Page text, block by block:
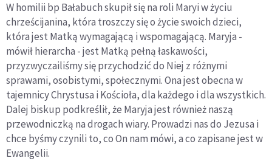
W homilii bp Bałabuch skupił się na roli Maryi w życiu
chrześcijanina, która troszczy się o życie swoich dzieci,
która jest Matką wymagającą i wspomagającą. Maryja -
mówił hierarcha - jest Matką pełną łaskawości,
przyzwyczailiśmy się przychodzić do Niej z różnymi
sprawami, osobistymi, społecznymi. Ona jest obecna w
tajemnicy Chrystusa i Kościoła, dla każdego i dla wszystkich.
Dalej biskup podkreślił, że Maryja jest również naszą
przewodniczką na drogach wiary. Prowadzi nas do Jezusa i
chce byśmy czynili to, co On nam mówi, a co zapisane jest w
Ewangelii.